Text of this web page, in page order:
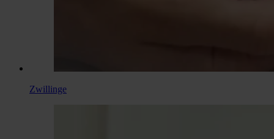
Zwillinge